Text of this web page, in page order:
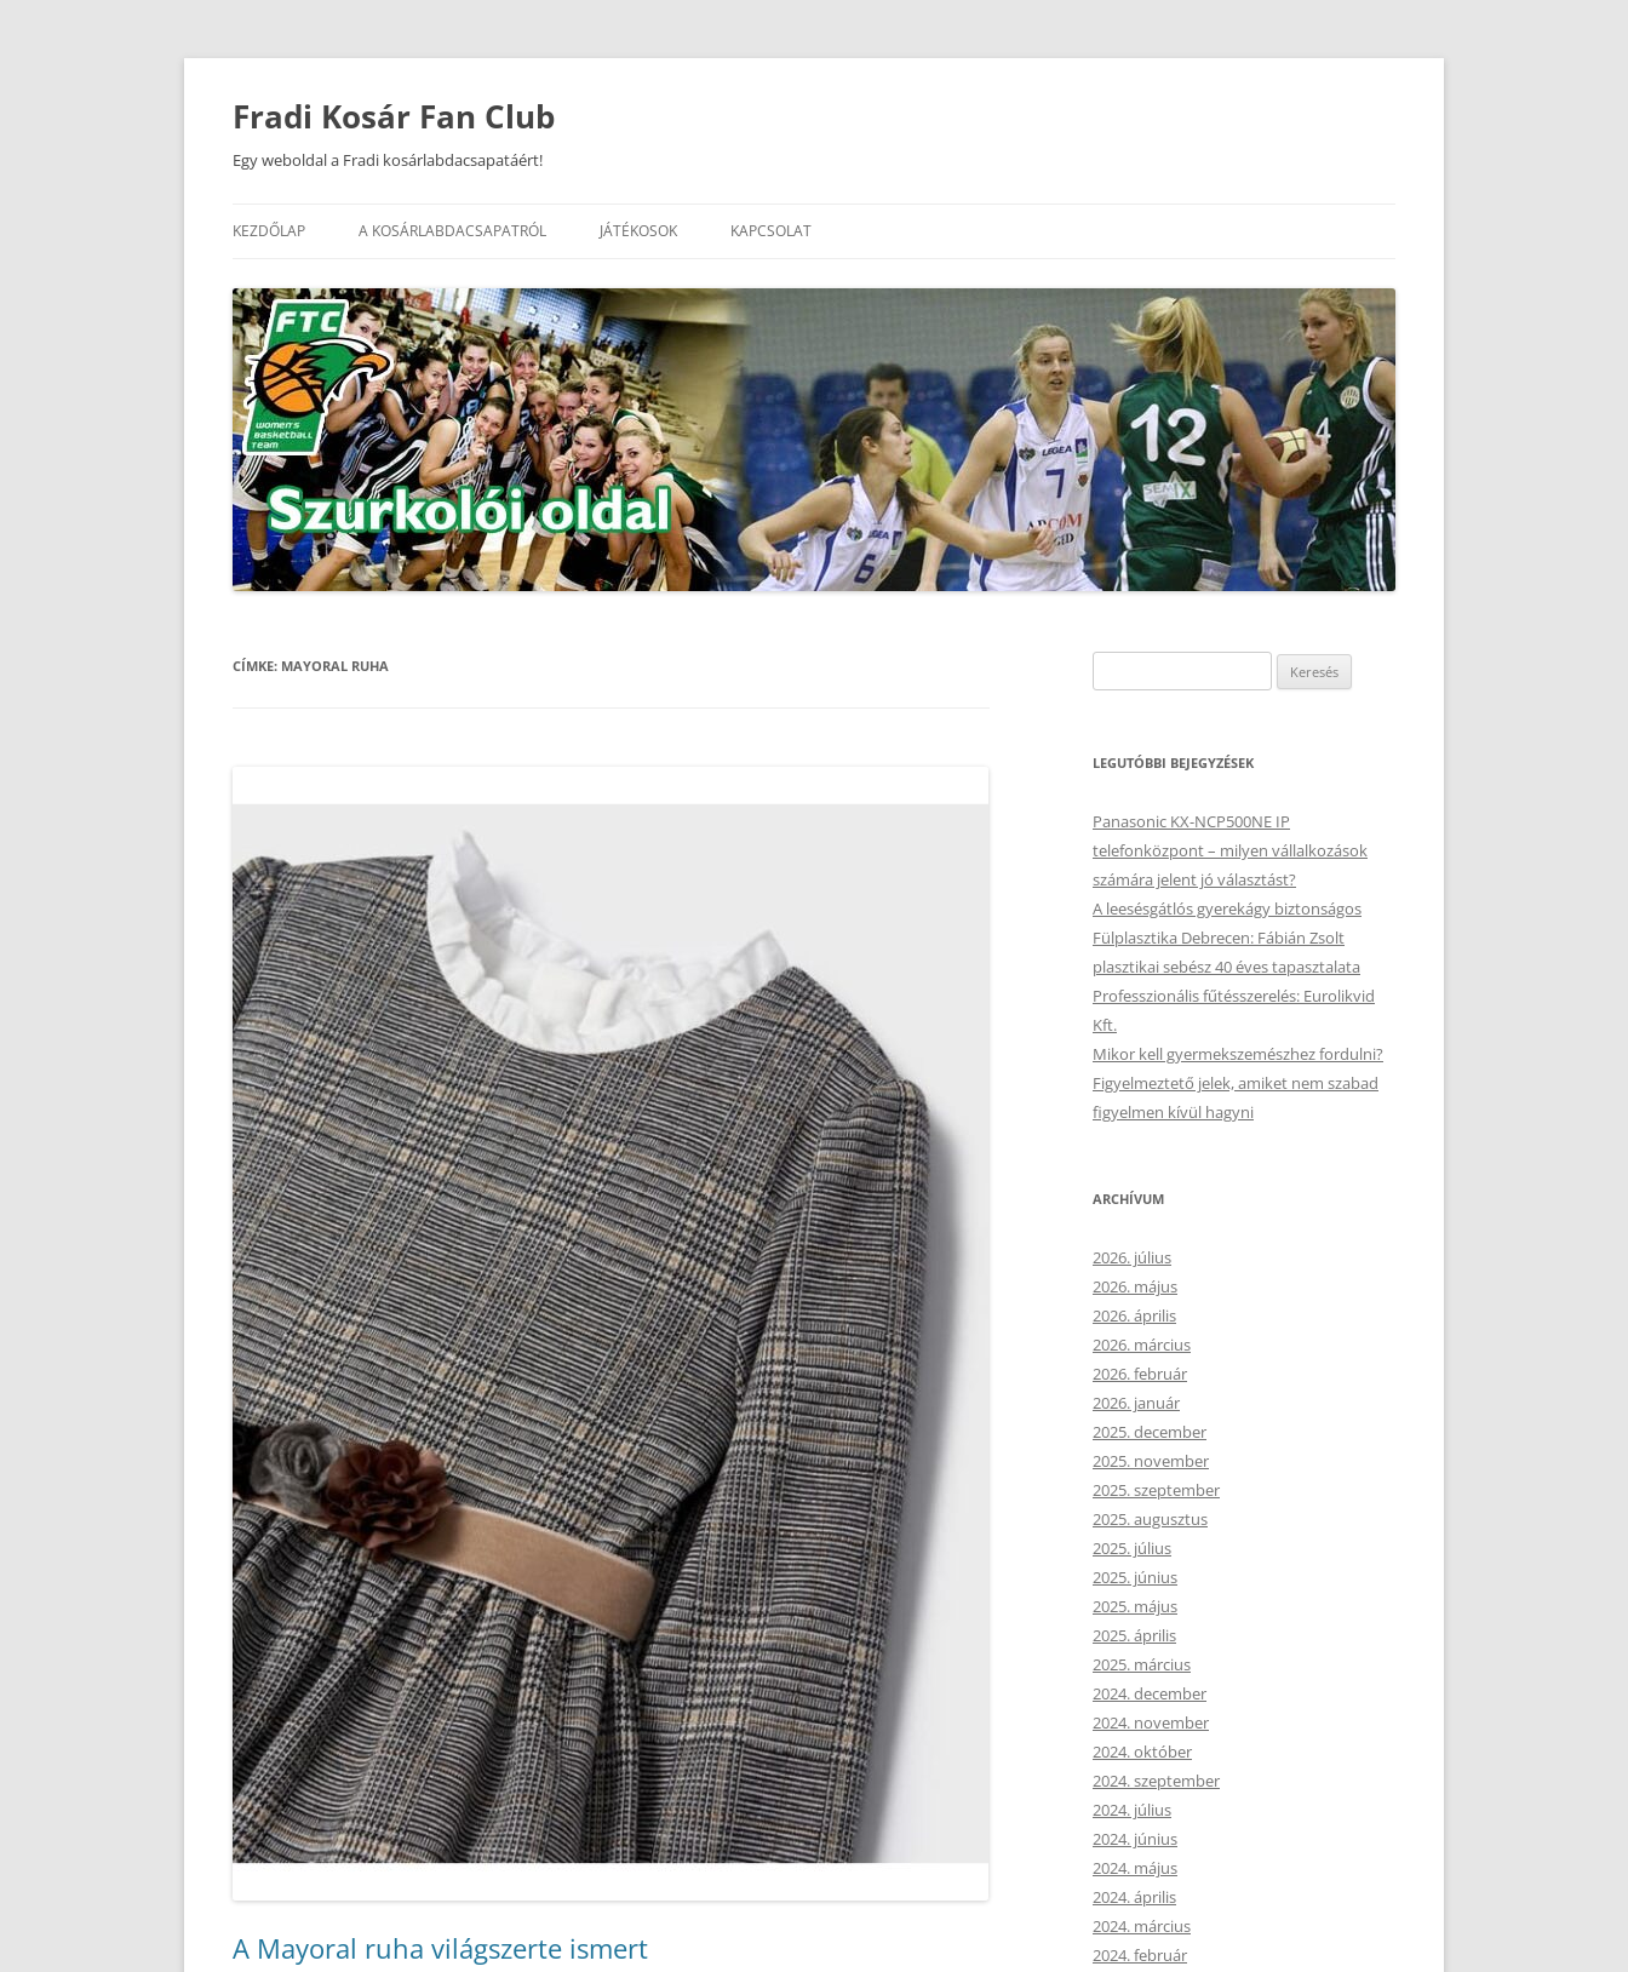
Kilépés
tartalomba
Fradi Kosár Fan Club
Egy weboldal a Fradi kosárlabdacsapatáért!
KEZDŐLAP A KOSÁRLABDACSAPATRÓL JÁTÉKOSOK KAPCSOLAT
CÍMKE: MAYORAL RUHA
A Mayoral ruha világszerte ismert
LEGUTÓBBI BEJEGYZÉSEK
Panasonic KX-NCP500NE IP
telefonközpont – milyen vállalkozások
számára jelent jó választást?
A leesésgátlós gyerekágy biztonságos
Fülplasztika Debrecen: Fábián Zsolt
plasztikai sebész 40 éves tapasztalata
Professzionális fűtésszerelés: Eurolikvid
Kft.
Mikor kell gyermekszemészhez fordulni?
Figyelmeztető jelek, amiket nem szabad
figyelmen kívül hagyni
ARCHÍVUM
2026. július
2026. május
2026. április
2026. március
2026. február
2026. január
2025. december
2025. november
2025. szeptember
2025. augusztus
2025. július
2025. június
2025. május
2025. április
2025. március
2024. december
2024. november
2024. október
2024. szeptember
2024. július
2024. június
2024. május
2024. április
2024. március
2024. február